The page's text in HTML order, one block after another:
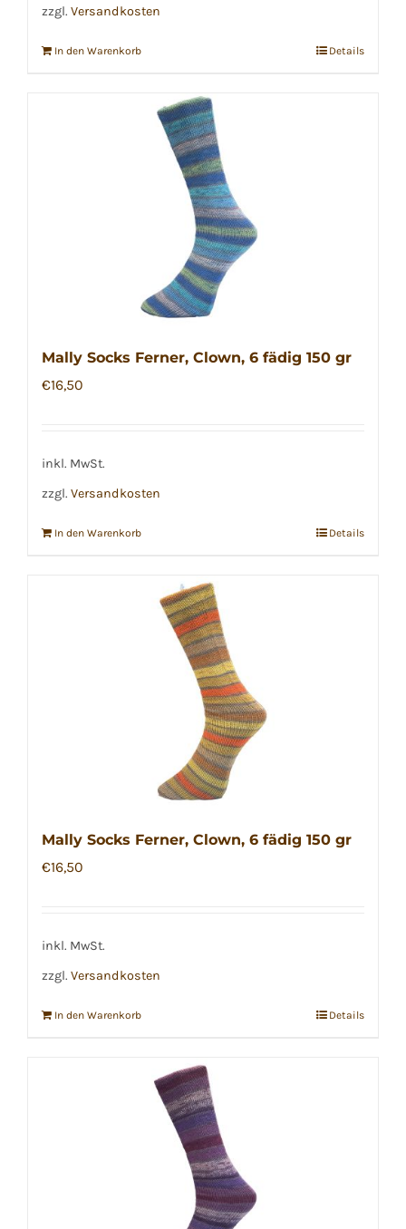
zzgl. Versandkosten
In den Warenkorb Details
Mally Socks Ferner, Clown, 6 fädig 150 gr
€16,50
inkl. MwSt.
zzgl. Versandkosten
In den Warenkorb Details
Mally Socks Ferner, Clown, 6 fädig 150 gr
€16,50
inkl. MwSt.
zzgl. Versandkosten
In den Warenkorb Details